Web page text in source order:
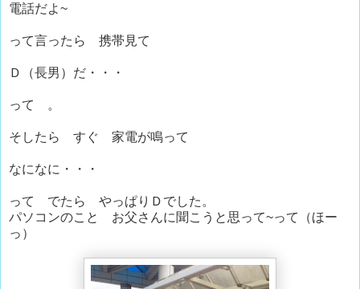
電話だよ~
って言ったら 携帯見て
Ｄ（長男）だ・・・
って 。
そしたら すぐ 家電が鳴って
なになに・・・
って でたら やっぱりＤでした。
パソコンのこと お父さんに聞こうと思って~って（ほー
っ）